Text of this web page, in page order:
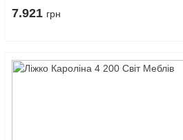
7.921 грн